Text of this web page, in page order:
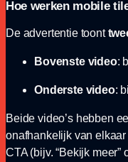
Hoe werken mobile
De advertentie toont
Bovenste video:
Onderste video:
Beide video’s hebben
onafhankelijk van elkaar
CTA (bijv. “Bekijk meer”